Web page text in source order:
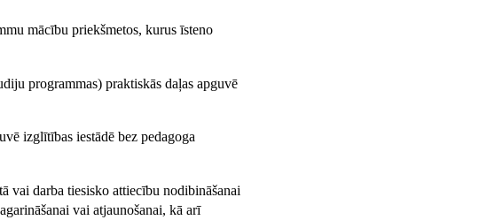
mācību priekšmetos, kurus īsteno
programmas) praktiskās daļas apguvē
izglītības iestādē bez pedagoga
vai darba tiesisko attiecību nodibināšanai
vai atjaunošanai, kā arī